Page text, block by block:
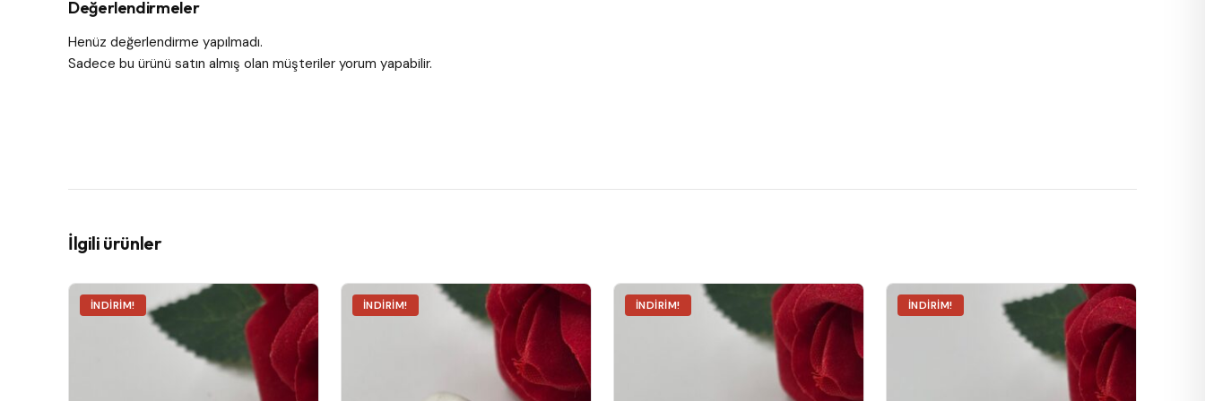
Değerlendirmeler
Henüz değerlendirme yapılmadı.
Sadece bu ürünü satın almış olan müşteriler yorum yapabilir.
İlgili ürünler
İNDIRIM! İNDIRIM! İNDIRIM! İNDIRIM!